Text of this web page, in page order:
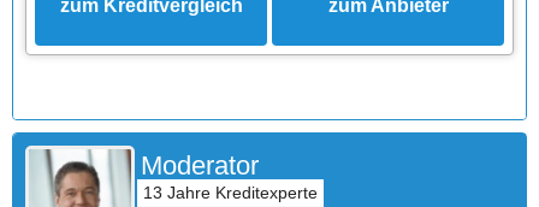
zum Kreditvergleich zum Anbieter
Moderator